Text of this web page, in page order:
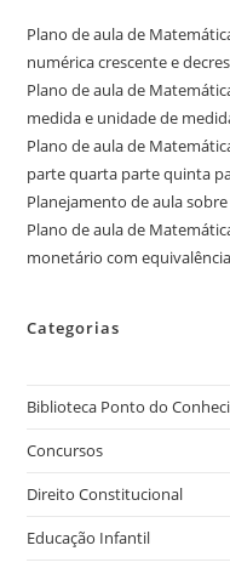
Plano de aula de
numérica crescente e
Plano de aula de
medida e unidade de
Plano de aula de
parte quarta parte quinta
Planejamento de aula
Plano de aula de
monetário com
Categorias
Biblioteca Ponto do
Concursos
Direito Constitucional
Educação Infantil